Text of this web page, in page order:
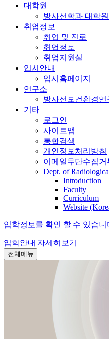
대학원
방사선학과 대학
취업정보
취업 및 진로
취업정보
취업지원실
입시안내
입시홈페이지
연구소
방사선보건환경연
기타
로그인
사이트맵
통합검색
개인정보처리방침
이메일무단수집거
Dept. of
Introduction
Faculty
Curriculum
Website
입학정보를 확인 할 수 있습니
입학안내 자세히보기
전체메뉴